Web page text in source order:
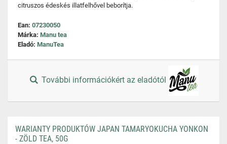
citruszos édeskés illatfelhővel beborítja.
Ean: 07230050
Márka: Manu tea
Eladó: ManuTea
További információkért az eladótól
WARIANTY PRODUKTÓW JAPAN TAMARYOKUCHA YONKON
- ZÖLD TEA, 50G